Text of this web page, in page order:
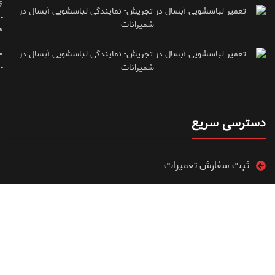
-
-
دسترسی سریع
ثبت سفارش تعمیرات